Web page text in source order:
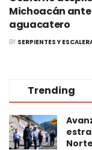
Michoacán
aguacatero
BY SERPIENTES Y
Trending
Norte